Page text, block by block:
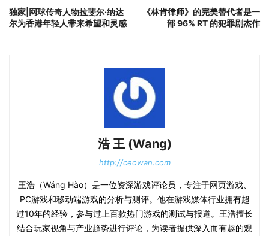
独家|网球传奇人物拉斐尔·纳达
尔为香港年轻人带来希望和灵感
《林肯律师》的完美替代者是一
部 96% RT 的犯罪剧杰作
浩 王 (Wang)
http://ceowan.com
王浩（Wáng Hào）是一位资深游戏评论员，专注于网页游戏、
PC游戏和移动端游戏的分析与测评。他在游戏媒体行业拥有超
过10年的经验，参与过上百款热门游戏的测试与报道。王浩擅长
结合玩家视角与产业趋势进行评论，为读者提供深入而有趣的观